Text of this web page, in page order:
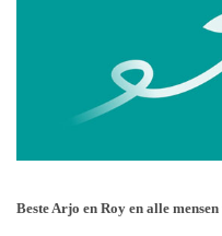
Beste Arjo en Roy en alle